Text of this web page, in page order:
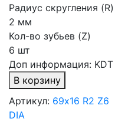
Радиус скругления (R)
2 мм
Кол-во зубьев (Z)
6 шт
Доп информация: KDT
В корзину
Артикул: 69х16 R2 Z6
DIA